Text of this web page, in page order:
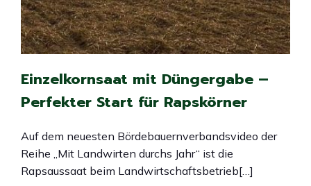
Einzelkornsaat mit Düngergabe –
Perfekter Start für Rapskörner
Auf dem neuesten Bördebauernverbandsvideo der
Reihe „Mit Landwirten durchs Jahr“ ist die
Rapsaussaat beim Landwirtschaftsbetrieb[…]